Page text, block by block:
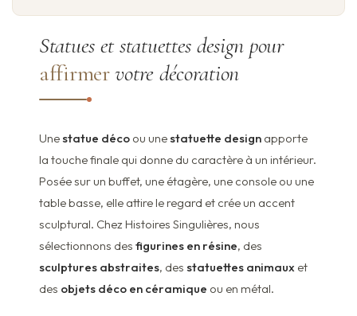
Statues et statuettes design pour
affirmervotre décoration
Unestatue déco ou unestatuette design apporte
la touche finale qui donne du caractère à un intérieur.
Posée sur un buffet, une étagère, une console ou une
table basse, elle attire le regard et crée un accent
sculptural. Chez Histoires Singulières, nous
sélectionnons des figurines en résine, des
sculptures abstraites, des statuettes animaux et
des objets déco en céramique ou en métal.